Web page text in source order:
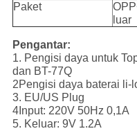
Paket
luar
Pengantar:
1. Pengisi daya untuk
dan BT-77Q
2Pengisi daya baterai li-
3. EU/US Plug
4Input: 220V 50Hz 0,1A
5. Keluar: 9V 1.2A